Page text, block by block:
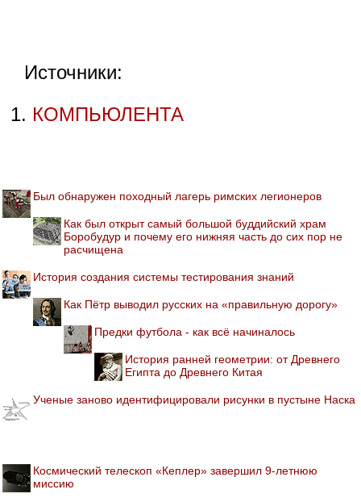
Источники:
КОМПЬЮЛЕНТА
Был обнаружен походный лагерь римских легионеров
Как был открыт самый большой буддийский храм
Боробудур и почему его нижняя часть до сих пор не
расчищена
История создания системы тестирования знаний
Как Пётр выводил русских на «правильную дорогу»
Предки футбола - как всё начиналось
История ранней геометрии: от Древнего
Египта до Древнего Китая
Ученые заново идентифицировали рисунки в пустыне Наска
Космический телескоп «Кеплер» завершил 9-летнюю
миссию